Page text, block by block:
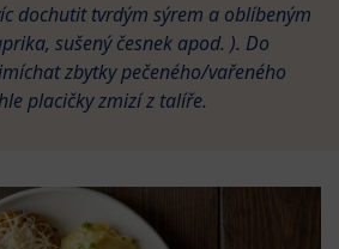
dochutit tvrdým sýrem a oblíbeným
sušený česnek apod. ). Do
zbytky pečeného/vařeného
placičky zmizí z talíře.